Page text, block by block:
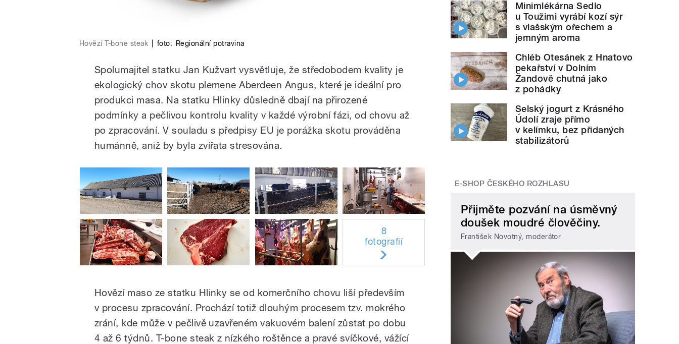
Hovězí T-bone steak foto: Regionální potravina
Spolumajitel statku Jan Kužvart vysvětluje, že středobodem kvality je
ekologický chov skotu plemene Aberdeen Angus, které je ideální pro
produkci masa. Na statku Hlinky důsledně dbají na přirozené
podmínky a pečlivou kontrolu kvality v každé výrobní fázi, od chovu až
po zpracování. V souladu s předpisy EU je porážka skotu prováděna
humánně, aniž by byla zvířata stresována.
8
fotografií
Hovězí maso ze statku Hlinky se od komerčního chovu liší především
v procesu zpracování. Prochází totiž dlouhým procesem tzv. mokrého
zrání, kde může v pečlivě uzavřeném vakuovém balení zůstat po dobu
4 až 6 týdnů. T-bone steak z nízkého roštěnce a pravé svíčkové, vážící
Minimlékárna Sedlo
u Toužimi vyrábí kozí sýr
s vlašským ořechem a
jemným aroma
Chléb Otesánek z Hnatovo
pekařství v Dolním
Žandově chutná jako
z pohádky
Selský jogurt z Krásného
Údolí zraje přímo
v kelímku, bez přidaných
stabilizátorů
E-SHOP ČESKÉHO ROZHLASU
Přijměte pozvání na úsměvný
doušek moudré člověčiny.
František Novotný, moderátor